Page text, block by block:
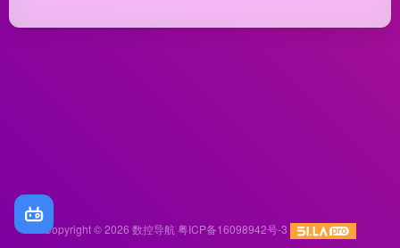
Copyright © 2026 数控导航 粤ICP备16098942号-3